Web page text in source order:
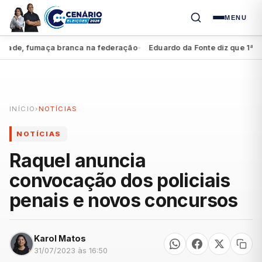
MENU
fumaça branca na federação● Eduardo da Fonte diz que 1ª
INÍCIO › NOTÍCIAS
NOTÍCIAS
Raquel anuncia
convocação dos policiais
penais e novos concursos
Karol Matos
31/07/2023 às 16:50